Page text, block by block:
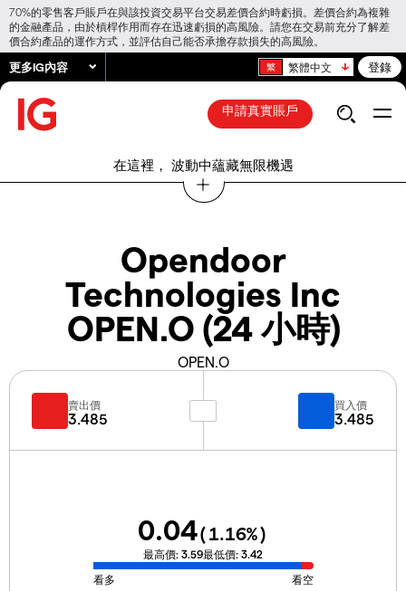
70%的零售客戶賬戶在與該投資交易平台交易差價合約時虧損。差價合約為複雜
的金融產品，由於槓桿作用而存在迅速虧損的高風險。請您在交易前充分了解差
價合約產品的運作方式，並評估自己能否承擔存款損失的高風險。
更多IG內容 繁體中文 登錄
申請真實賬戶
在這裡， 波動中蘊藏無限機遇
Opendoor
Technologies Inc
OPEN.O (24 小時)
OPEN.O
賣出價
3.485
買入價
3.485
0.04(1.16%)
最高價: 3.59最低價: 3.42
看多
看空